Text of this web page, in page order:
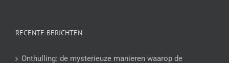
RECENTE BERICHTEN
Onthulling: de mysterieuze manieren waarop de